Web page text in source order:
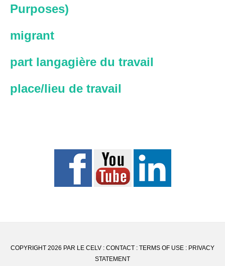
Purposes)
migrant
part langagière du travail
place/lieu de travail
COPYRIGHT 2026 PAR LE CELV : CONTACT : TERMS OF USE : PRIVACY
STATEMENT